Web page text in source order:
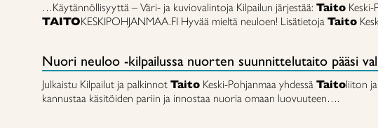
…Käytännöllisyyttä – Väri- ja kuviovalintoja Kilpailun järjestää: Taito Keski-
TAITOKESKIPOHJANMAA.FI Hyvää mieltä neuloen! Lisätietoja Taito
Nuori neuloo -kilpailussa nuorten suunnittelutaito pääsi
Julkaistu Kilpailut ja palkinnot Taito Keski-Pohjanmaa yhdessä Taitoliiton
kannustaa käsitöiden pariin ja innostaa nuoria omaan luovuuteen….